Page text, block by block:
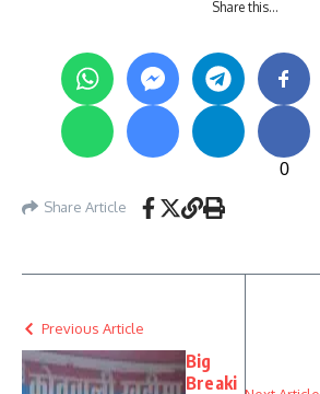
Share this…
0
Share Article
Previous Article
Big
Breaki